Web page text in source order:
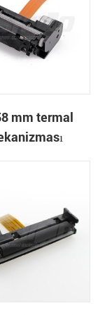
mm termal